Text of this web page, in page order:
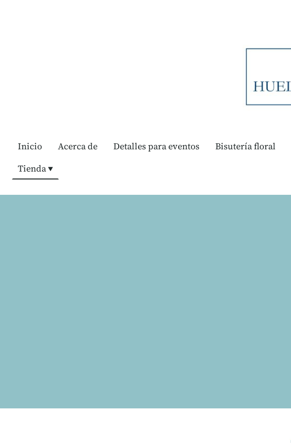
Inicio Acerca de Detalles para eventos Bisutería floral
Tienda